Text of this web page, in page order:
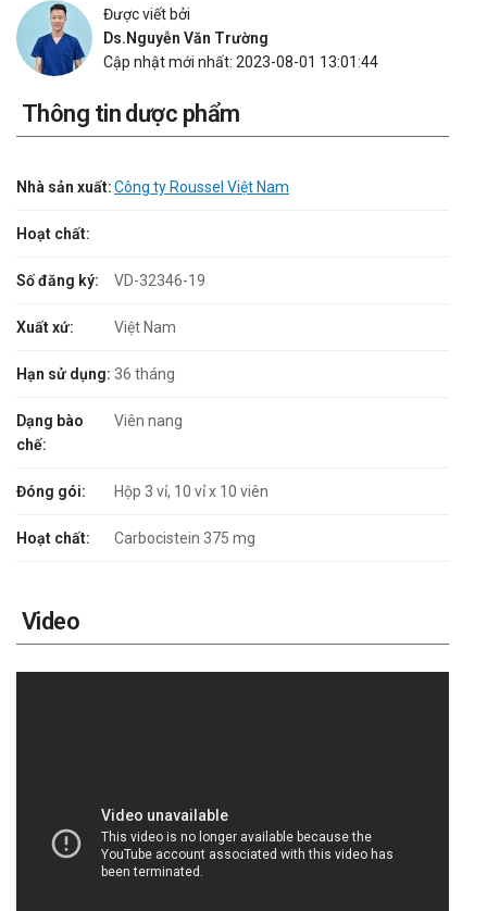
Được viết bởi
Ds.Nguyễn Văn Trường
Cập nhật mới nhất: 2023-08-01 13:01:44
Thông tin dược phẩm
Nhà sản xuất:Công ty Roussel Việt Nam
Hoạt chất:
Số đăng ký: VD-32346-19
Xuất xứ: Việt Nam
Hạn sử dụng: 36 tháng
Dạng bào
chế:
Viên nang
Đóng gói: Hộp 3 vỉ, 10 vỉ x 10 viên
Hoạt chất: Carbocistein 375 mg
Video